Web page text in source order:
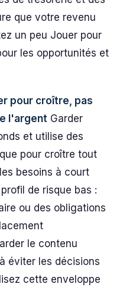
que votre revenu
un peu Jouer pour
les opportunités et
pour croître, pas
l'argent Garder
et utilise des
pour croître tout
besoins à court
de risque bas :
ou des obligations
le contenu
éviter les décisions
cette enveloppe